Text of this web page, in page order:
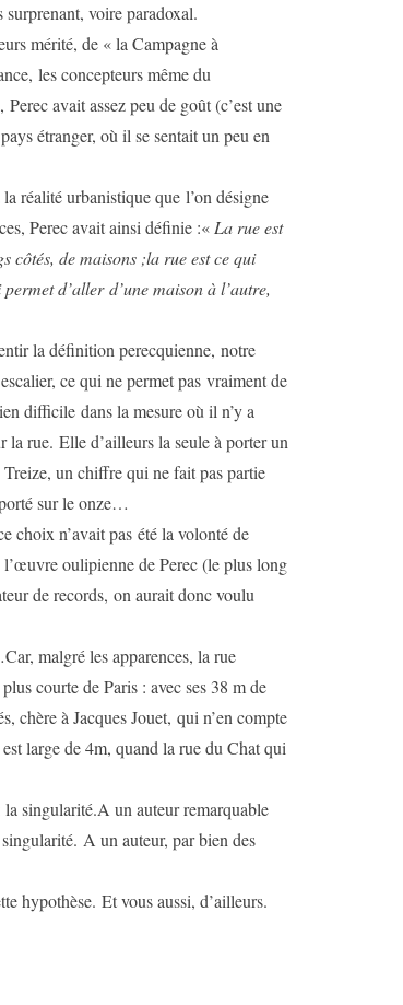
voire paradoxal.
mérité, de « la Campagne à
les concepteurs même du
avait assez peu de goût (c’est une
étranger, où il se sentait un peu en
réalité urbanistique que l’on désigne
Perec avait ainsi définie :« La rue est
côtés, de maisons ;la rue est ce qui
d’aller d’une maison à l’autre,
la définition perecquienne, notre
ce qui ne permet pas vraiment de
difficile dans la mesure où il n’y a
la rue. Elle d’ailleurs la seule à porter un
un chiffre qui ne fait pas partie
sur le onze…
choix n’avait pas été la volonté de
oulipienne de Perec (le plus long
de records, on aurait donc voulu
malgré les apparences, la rue
courte de Paris : avec ses 38 m de
chère à Jacques Jouet, qui n’en compte
large de 4m, quand la rue du Chat qui
singularité.A un auteur remarquable
A un auteur, par bien des
hypothèse. Et vous aussi, d’ailleurs.